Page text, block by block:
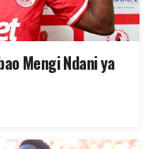
Mengi Ndani ya